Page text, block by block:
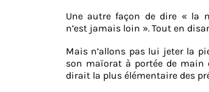
Une autre façon de dire « la
n’est jamais loin ». Tout en
Mais n’allons pas lui jeter la
son maïorat à portée de main
dirait la plus élémentaire des